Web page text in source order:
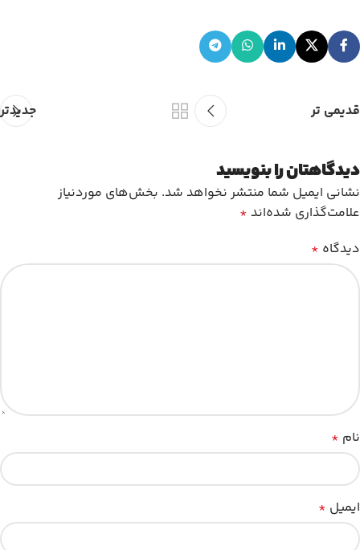
جدیدتر قدیمی تر
دیدگاهتان را بنویسید
نشانی ایمیل شما منتشر نخواهد شد. بخش‌های موردنیاز
علامت‌گذاری شده‌اند *
دیدگاه *
نام *
ایمیل *